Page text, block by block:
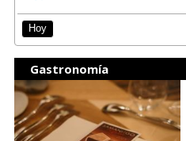
Hoy
Gastronomía